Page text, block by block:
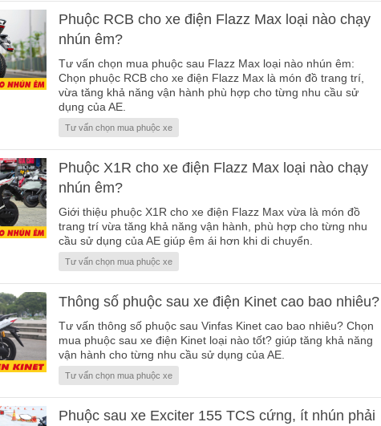
Phuộc RCB cho xe điện Flazz Max loại nào chạy
nhún êm?
Tư vấn chọn mua phuộc sau Flazz Max loại nào nhún êm:
Chọn phuộc RCB cho xe điện Flazz Max là món đồ trang trí,
vừa tăng khả năng vận hành phù hợp cho từng nhu cầu sử
dụng của AE.
Tư vấn chọn mua phuộc xe
Phuộc X1R cho xe điện Flazz Max loại nào chạy
nhún êm?
Giới thiệu phuộc X1R cho xe điện Flazz Max vừa là món đồ
trang trí vừa tăng khả năng vận hành, phù hợp cho từng nhu
cầu sử dụng của AE giúp êm ái hơn khi di chuyển.
Tư vấn chọn mua phuộc xe
Thông số phuộc sau xe điện Kinet cao bao nhiêu?
Tư vấn thông số phuộc sau Vinfas Kinet cao bao nhiêu? Chọn
mua phuộc sau xe điện Kinet loại nào tốt? giúp tăng khả năng
vận hành cho từng nhu cầu sử dụng của AE.
Tư vấn chọn mua phuộc xe
Phuộc sau xe Exciter 155 TCS cứng, ít nhún phải